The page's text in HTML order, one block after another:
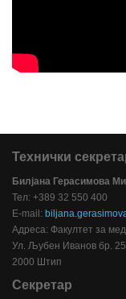
Технички
Билјана Герасимова
Тел: +389 32 550 400
E-mail:
Адреса: Факултет за
Ул. Љубен Иванов бр. 25
2000 Штип
Секретар